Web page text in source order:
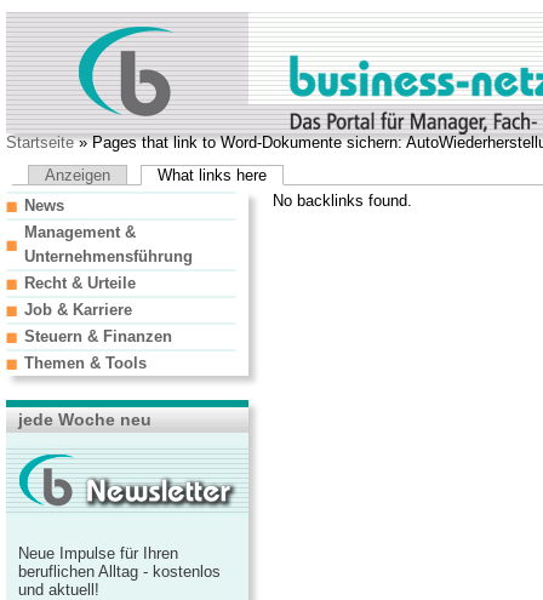
Startseite» Pages that link to Word-Dokumente sichern:
Anzeigen
What links here
No backlinks found.
News
Management &
Unternehmensführung
Recht & Urteile
Job & Karriere
Steuern & Finanzen
Themen & Tools
jede Woche neu
Neue Impulse für Ihren
beruflichen Alltag - kostenlos
und aktuell!